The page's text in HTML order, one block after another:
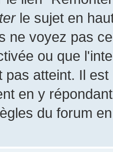
le sujet en
ne voyez pas
ou que
pas atteint. Il
en y
du forum